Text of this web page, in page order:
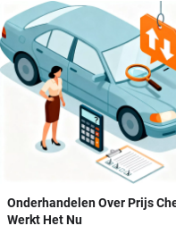
Onderhandelen Over Prijs
Werkt Het Nu